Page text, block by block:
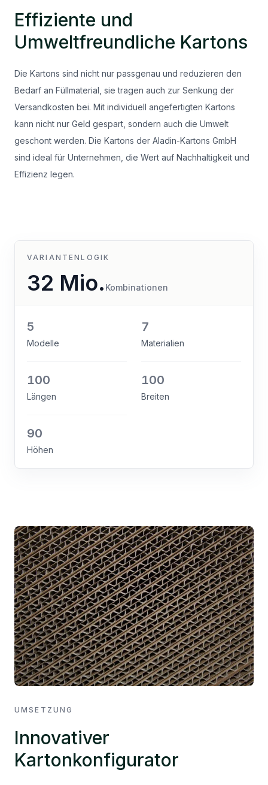
Effiziente und
Umweltfreundliche Kartons
Die Kartons sind nicht nur passgenau und reduzieren den
Bedarf an Füllmaterial, sie tragen auch zur Senkung der
Versandkosten bei. Mit individuell angefertigten Kartons
kann nicht nur Geld gespart, sondern auch die Umwelt
geschont werden. Die Kartons der Aladin-Kartons GmbH
sind ideal für Unternehmen, die Wert auf Nachhaltigkeit und
Effizienz legen.
VARIANTENLOGIK
32 Mio. Kombinationen
5
Modelle
7
Materialien
100
Längen
100
Breiten
90
Höhen
UMSETZUNG
Innovativer
Kartonkonfigurator